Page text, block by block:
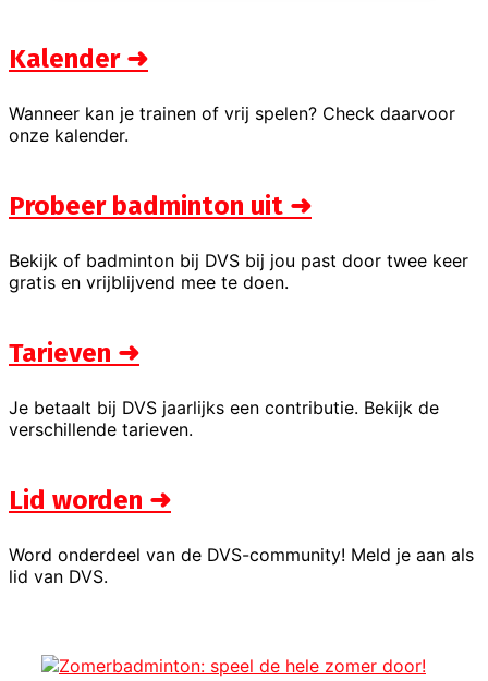
Kalender ➜
Wanneer kan je trainen of vrij spelen? Check daarvoor
onze kalender.
Probeer badminton uit ➜
Bekijk of badminton bij DVS bij jou past door twee keer
gratis en vrijblijvend mee te doen.
Tarieven ➜
Je betaalt bij DVS jaarlijks een contributie. Bekijk de
verschillende tarieven.
Lid worden ➜
Word onderdeel van de DVS-community! Meld je aan als
lid van DVS.